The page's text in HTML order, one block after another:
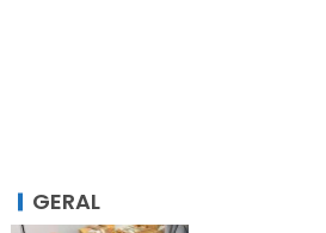
GERAL